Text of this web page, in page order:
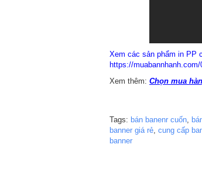
Xem các sản phẩm in PP
https://muabannhanh.com/
Xem thêm: Chọn mua
Tags: bán banenr cuốn
banner giá rẻ cung cấp
banner